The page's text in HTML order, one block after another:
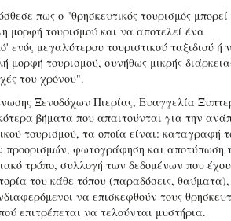
πως ο "θρησκευτικός τουρισμός
μορφή τουρισμού και να αποτελεί ένα
ενός μεγαλύτερου τουριστικού ταξιδιού ή
μορφή τουρισμού, συνήθως μικρής
του χρόνου".
Ξενοδόχων Πιερίας, Ευαγγελία
βήματα που απαιτούνται για την
τουρισμού, τα οποία είναι: καταγραφή
προορισμών, φωτογράφηση και αποτύπωση
τρόπο, συλλογή των δεδομένων που
του κάθε τόπου (παραδόσεις,
να επισκεφθούν τους
επιτρέπεται να τελούνται μυστήρια.